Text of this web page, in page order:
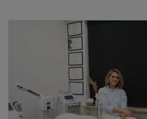
Zondag
Melting Pot est un centre de beauté